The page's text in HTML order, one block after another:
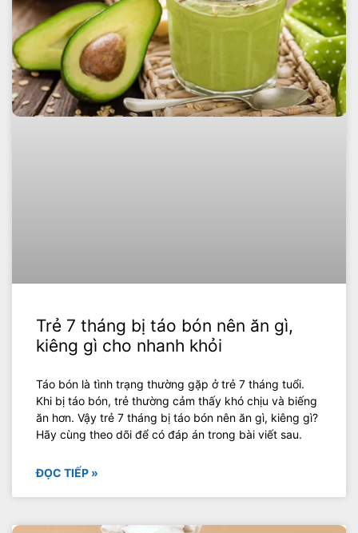
Trẻ 7 tháng bị táo bón nên ăn gì,
kiêng gì cho nhanh khỏi
Táo bón là tình trạng thường gặp ở trẻ 7 tháng tuổi.
Khi bị táo bón, trẻ thường cảm thấy khó chịu và biếng
ăn hơn. Vậy trẻ 7 tháng bị táo bón nên ăn gì, kiêng gì?
Hãy cùng theo dõi để có đáp án trong bài viết sau.
ĐỌC TIẾP »